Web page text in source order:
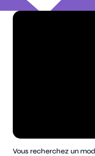
Vous recherchez un